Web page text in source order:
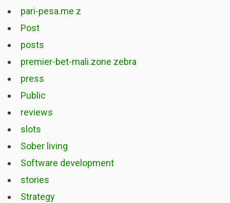
pari-pesa.me z
Post
posts
premier-bet-mali.zone zebra
press
Public
reviews
slots
Sober living
Software development
stories
Strategy